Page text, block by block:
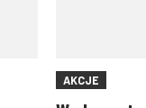
AKCJE